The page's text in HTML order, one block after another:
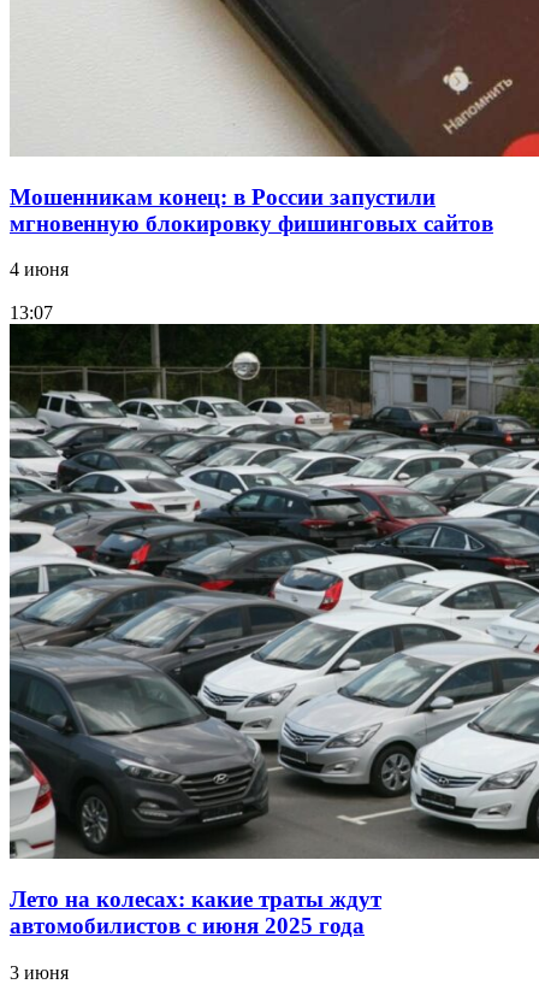
Мошенникам конец: в России запустили
мгновенную блокировку фишинговых сайтов
4 июня
13:07
Лето на колесах: какие траты ждут
автомобилистов с июня 2025 года
3 июня